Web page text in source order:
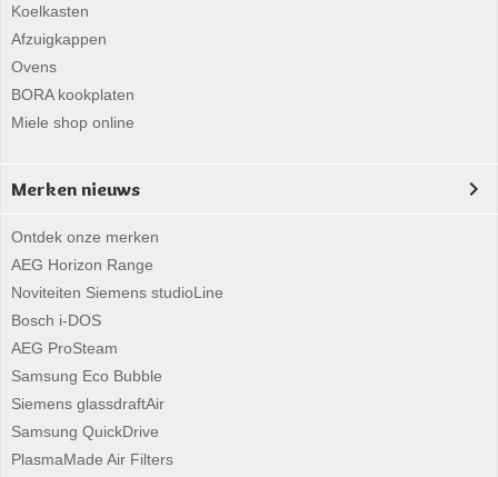
Koelkasten
Afzuigkappen
Ovens
BORA kookplaten
Miele shop online
Merken nieuws
Ontdek onze merken
AEG Horizon Range
Noviteiten Siemens studioLine
Bosch i-DOS
AEG ProSteam
Samsung Eco Bubble
Siemens glassdraftAir
Samsung QuickDrive
PlasmaMade Air Filters